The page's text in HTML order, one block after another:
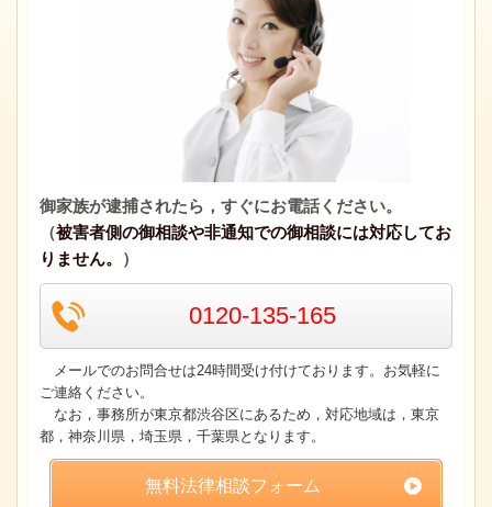
御家族が逮捕されたら，すぐにお電話ください。
（被害者側の御相談や非通知での御相談には対応してお
りません。
）
0120-135-165
メールでのお問合せは24時間受け付けております。お気軽に
ご連絡ください。
なお，事務所が東京都渋谷区にあるため，対応地域は，東京
都，神奈川県，埼玉県，千葉県となります。
無料法律相談フォーム